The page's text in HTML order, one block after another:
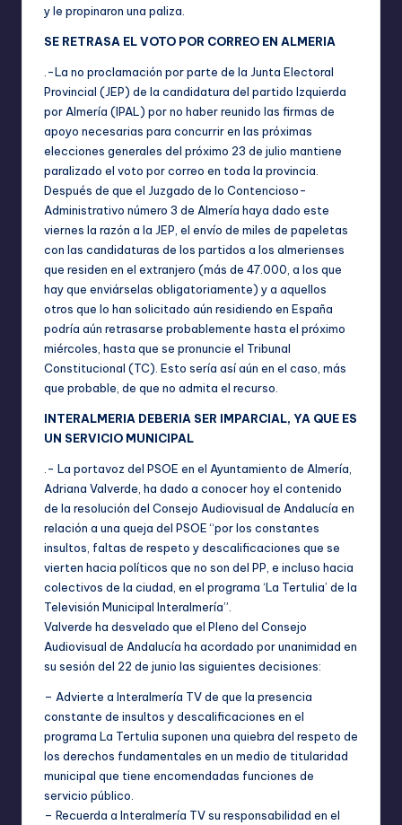
y le propinaron una paliza.
SE RETRASA EL VOTO POR CORREO EN ALMERIA
.-La no proclamación por parte de la Junta Electoral
Provincial (JEP) de la candidatura del partido Izquierda
por Almería (IPAL) por no haber reunido las firmas de
apoyo necesarias para concurrir en las próximas
elecciones generales del próximo 23 de julio mantiene
paralizado el voto por correo en toda la provincia.
Después de que el Juzgado de lo Contencioso-
Administrativo número 3 de Almería haya dado este
viernes la razón a la JEP, el envío de miles de papeletas
con las candidaturas de los partidos a los almerienses
que residen en el extranjero (más de 47.000, a los que
hay que enviárselas obligatoriamente) y a aquellos
otros que lo han solicitado aún residiendo en España
podría aún retrasarse probablemente hasta el próximo
miércoles, hasta que se pronuncie el Tribunal
Constitucional (TC). Esto sería así aún en el caso, más
que probable, de que no admita el recurso.
INTERALMERIA DEBERIA SER IMPARCIAL, YA QUE ES
UN SERVICIO MUNICIPAL
.- La portavoz del PSOE en el Ayuntamiento de Almería,
Adriana Valverde, ha dado a conocer hoy el contenido
de la resolución del Consejo Audiovisual de Andalucía en
relación a una queja del PSOE “por los constantes
insultos, faltas de respeto y descalificaciones que se
vierten hacia políticos que no son del PP, e incluso hacia
colectivos de la ciudad, en el programa ‘La Tertulia’ de la
Televisión Municipal Interalmería”.
Valverde ha desvelado que el Pleno del Consejo
Audiovisual de Andalucía ha acordado por unanimidad en
su sesión del 22 de junio las siguientes decisiones:
– Advierte a Interalmería TV de que la presencia
constante de insultos y descalificaciones en el
programa La Tertulia suponen una quiebra del respeto de
los derechos fundamentales en un medio de titularidad
municipal que tiene encomendadas funciones de
servicio público.
– Recuerda a Interalmería TV su responsabilidad en el